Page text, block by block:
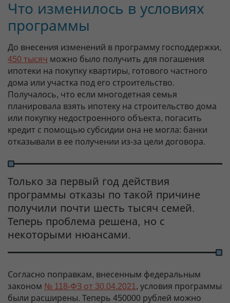
Что изменилось в условиях
программы
До внесения изменений в программу господдержки,
450 тысяч можно было получить для погашения
ипотеки на покупку квартиры, готового частного
дома или участка под его строительство.
Получалось, что если многодетная семья
планировала взять ипотеку на строительство дома
или покупку недостроенного объекта, погасить
кредит с помощью субсидии она не могла: банки
отказывали в ее получении из-за цели договора.
Только за первый год действия
программы отказы по такой причине
получили почти шесть тысяч семей.
Теперь проблема решена, но с
некоторыми нюансами.
Согласно поправкам, внесенным федеральным
законом № 118-ФЗ от 30.04.2021 , условия программы
были расширены. Теперь 450000 рублей можно